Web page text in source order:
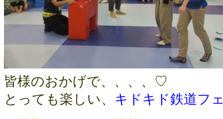
皆様のおかげで、、、、♡
とっても楽しい、 キドキド鉄道フ